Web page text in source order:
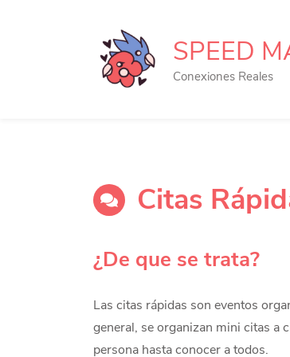
SPEED
Conexiones Reales
Citas
¿De que se trata?
Las citas rápidas son eventos
general, se organizan mini citas a
persona hasta conocer a todos.